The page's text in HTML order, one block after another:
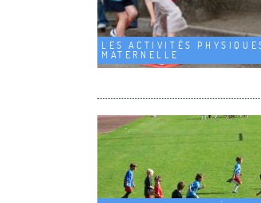
LES ACTIVITÉS
MATERNELLE